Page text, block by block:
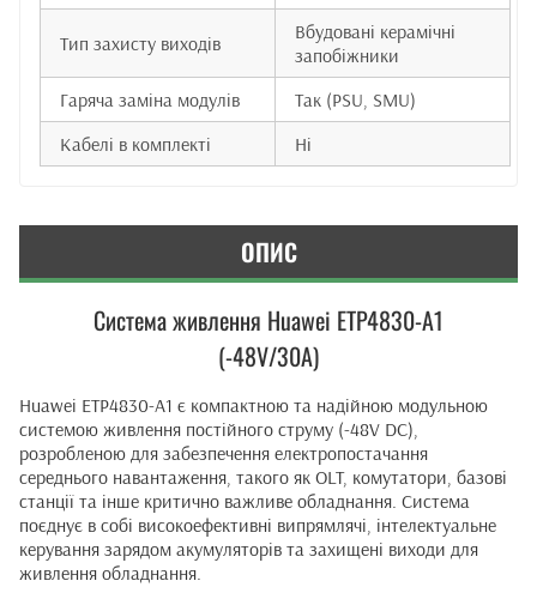
Тип захисту виходів
Вбудовані керамічні
запобіжники
Гаряча заміна модулів
Так (PSU, SMU)
Кабелі в комплекті
Ні
ОПИС
Система живлення Huawei ETP4830-A1
(-48V/30A)
Huawei ETP4830-A1 є компактною та надійною модульною
системою живлення постійного струму (-48V DC),
розробленою для забезпечення електропостачання
середнього навантаження, такого як OLT, комутатори, базові
станції та інше критично важливе обладнання. Система
поєднує в собі високоефективні випрямлячі, інтелектуальне
керування зарядом акумуляторів та захищені виходи для
живлення обладнання.